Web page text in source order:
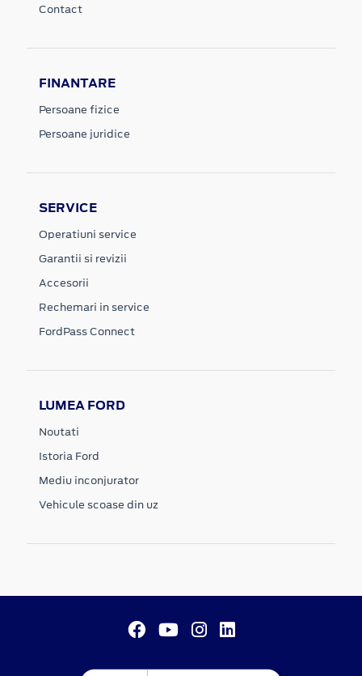
Contact
FINANTARE
Persoane fizice
Persoane juridice
SERVICE
Operatiuni service
Garantii si revizii
Accesorii
Rechemari in service
FordPass Connect
LUMEA FORD
Noutati
Istoria Ford
Mediu inconjurator
Vehicule scoase din uz